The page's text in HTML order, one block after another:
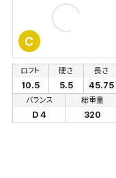
C
ロフト
10.5
硬さ
5.5
長さ
45.75
バランス
D 4
総重量
320